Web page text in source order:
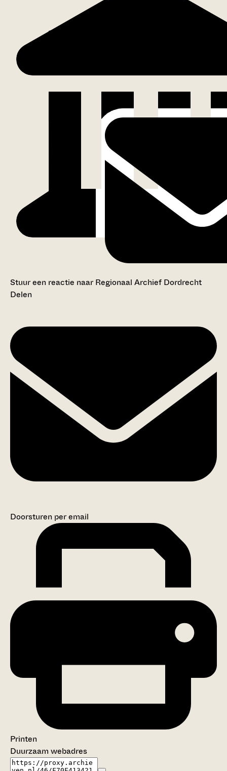
Stuur een reactie naar Regionaal Archief Dordrecht
Delen
Doorsturen per email
Printen
Duurzaam webadres